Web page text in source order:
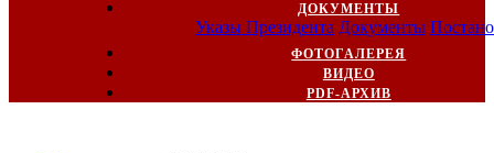
ДОКУМЕНТЫ
Указы Президента Документы
ФОТОГАЛЕРЕЯ
ВИДЕО
PDF-АРХИВ